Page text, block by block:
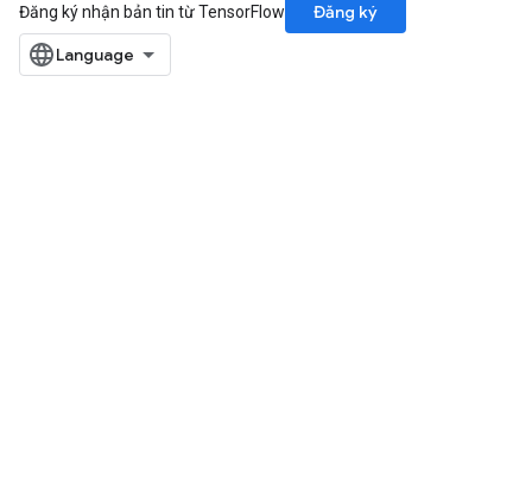
Đăng ký nhận bản tin từ TensorFlow
Đăng ký